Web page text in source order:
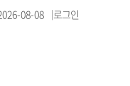
08-08 로그인